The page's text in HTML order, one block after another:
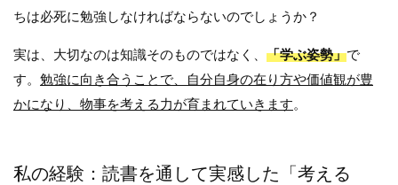
ちは必死に勉強しなければならないのでしょうか？
実は、大切なのは知識そのものではなく、 「学ぶ姿勢」で
す。 勉強に向き合うことで、自分自身の在り方や価値観が豊
かになり、物事を考える力が育まれていきます。
私の経験：読書を通して実感した「考える